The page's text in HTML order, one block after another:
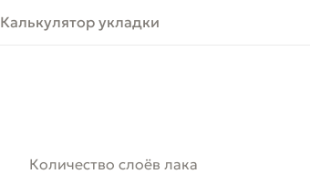
Калькулятор укладки
Количество слоёв лака